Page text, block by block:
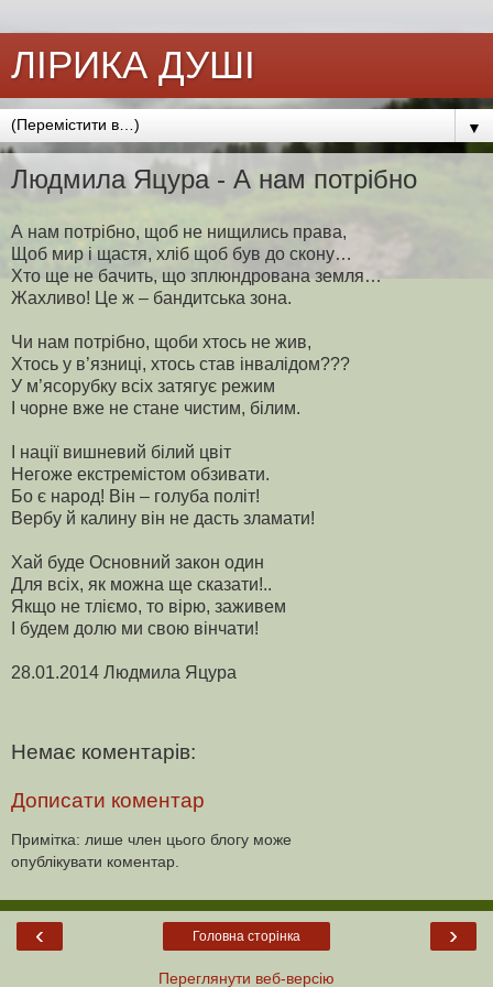
ЛІРИКА ДУШІ
▼
Людмила Яцура - А нам потрібно
А нам потрібно, щоб не нищились права,
Щоб мир і щастя, хліб щоб був до скону…
Хто ще не бачить, що зплюндрована земля…
Жахливо! Це ж – бандитська зона.
Чи нам потрібно, щоби хтось не жив,
Хтось у в’язниці, хтось став інвалідом???
У м’ясорубку всіх затягує режим
І чорне вже не стане чистим, білим.
І нації вишневий білий цвіт
Негоже екстремістом обзивати.
Бо є народ! Він – голуба політ!
Вербу й калину він не дасть зламати!
Хай буде Основний закон один
Для всіх, як можна ще сказати!..
Якщо не тліємо, то вірю, заживем
І будем долю ми свою вінчати!
28.01.2014 Людмила Яцура
Немає коментарів:
Дописати коментар
Примітка: лише член цього блогу може
опублікувати коментар.
‹ ›
Головна сторінка
Переглянути веб-версію